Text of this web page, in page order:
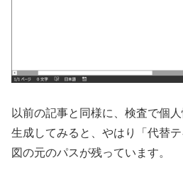
以前の記事と同様に、検査で個
生成してみると、やはり「代替
図の元のパスが残っています。